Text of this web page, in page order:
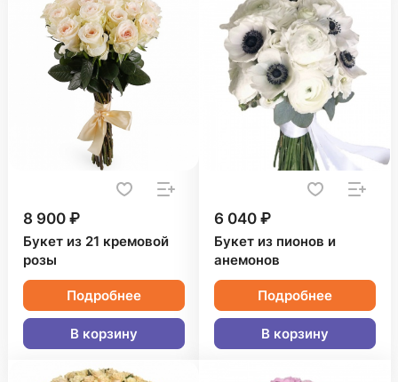
8 900 ₽
Букет из 21 кремовой
розы
Подробнее
В корзину
6 040 ₽
Букет из пионов и
анемонов
Подробнее
В корзину